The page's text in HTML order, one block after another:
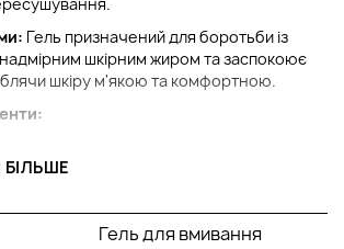
Гель призначений для боротьби із
шкірним жиром та заспокоює
шкіру м'якою та комфортною.
запалення.
вільних радикалів.
B5): Пом'якшує та зволожує
Гель для вмивання